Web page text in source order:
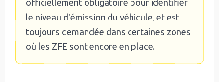
officiellement obligatoire pour identifier
le niveau d'émission du véhicule, et est
toujours demandée dans certaines zones
où les ZFE sont encore en place.